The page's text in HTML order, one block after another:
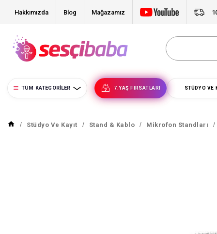
Hakkımızda Blog Mağazamız
TÜM KATEGORILER 7.YAŞ FIRSATLARI STÜDYO VE
Stüdyo Ve Kayıt Stand & Kablo Mikrofon Standları